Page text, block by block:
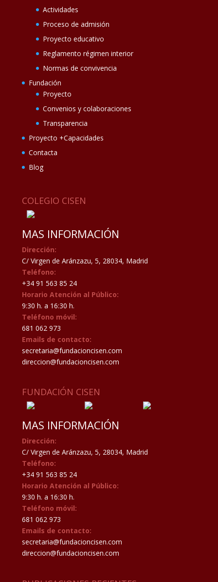
Actividades
Proceso de admisión
Proyecto educativo
Reglamento régimen interior
Normas de convivencia
Fundación
Proyecto
Convenios y colaboraciones
Transparencia
Proyecto +Capacidades
Contacta
Blog
COLEGIO CISEN
MAS INFORMACIÓN
Dirección:
C/ Virgen de Aránzazu, 5, 28034, Madrid
Teléfono:
+34 91 563 85 24
Horario Atención al Público:
9:30 h. a 16:30 h.
Teléfono móvil:
681 062 973
Emails de contacto:
secretaria@fundacioncisen.com
direccion@fundacioncisen.com
FUNDACIÓN CISEN
MAS INFORMACIÓN
Dirección:
C/ Virgen de Aránzazu, 5, 28034, Madrid
Teléfono:
+34 91 563 85 24
Horario Atención al Público:
9:30 h. a 16:30 h.
Teléfono móvil:
681 062 973
Emails de contacto:
secretaria@fundacioncisen.com
direccion@fundacioncisen.com